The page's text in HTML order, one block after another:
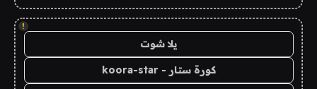
!
يلا شوت
كورة ستار - koora-star